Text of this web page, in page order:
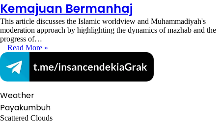
Kemajuan Bermanhaj
This article discusses the Islamic worldview and Muhammadiyah's
moderation approach by highlighting the dynamics of mazhab and the
progress of…
Read More »
Weather
Payakumbuh
Scattered Clouds